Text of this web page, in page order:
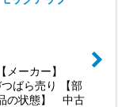
メーカー】
ばら売り 【部
の状態】 中古